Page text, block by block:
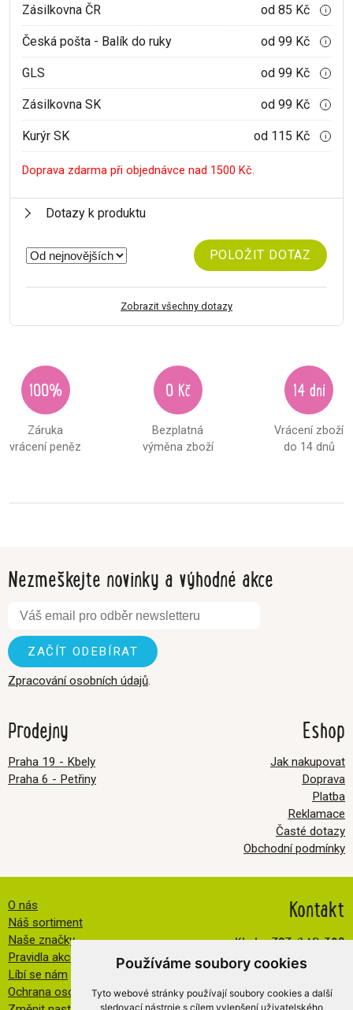
Používáme soubory cookies
Tyto webové stránky používají soubory cookies a další
sledovací nástroje s cílem vylepšení uživatelského
Zásilkovna ČR od 85 Kč i
Česká pošta - Balík do ruky od 99 Kč i
GLS od 99 Kč i
Zásilkovna SK od 99 Kč i
Kurýr SK od 115 Kč i
Doprava zdarma při objednávce nad 1500 Kč.
Dotazy k produktu
POLOŽIT DOTAZ
Zobrazit všechny dotazy
100%
Záruka
vrácení peněz
0 Kč
Bezplatná
výměna zboží
14 dní
Vrácení zboží
do 14 dnů
Nezmeškejte novinky a výhodné akce
Zpracování osobních údajů.
Prodejny
Praha 19 - Kbely
Praha 6 - Petřiny
Kontakt
Kbely:727 840 369
Petřiny:608 032 534
info@veselatkanicka.cz
Eshop
Jak nakupovat
Doprava
Platba
Reklamace
Časté dotazy
Obchodní podmínky
O nás
Náš sortiment
Naše značky
Pravidla akce FB
Líbí se nám
Ochrana osobních údajů